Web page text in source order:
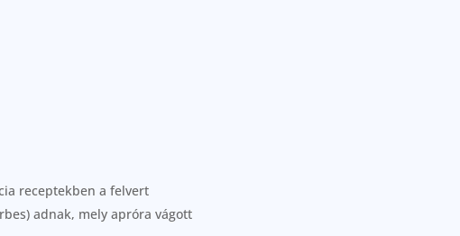
receptekben a felvert
adnak, mely apróra vágott